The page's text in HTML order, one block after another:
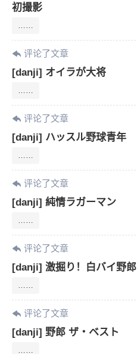
初撮影
评论了文章
[danji] オイラが大将
评论了文章
[danji] ハッスル野球青年
评论了文章
[danji] 純情ラガーマン
评论了文章
[danji] 激掘り！白バイ野郎
评论了文章
[danji] 野郎 ザ・ベスト